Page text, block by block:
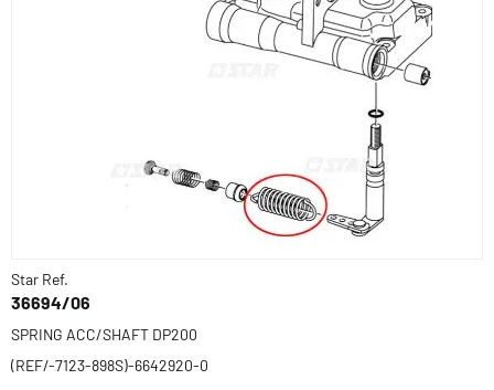
Star Ref.
36694/06
SPRING ACC/SHAFT DP200
(REF/-7123-898S)-6642920-0